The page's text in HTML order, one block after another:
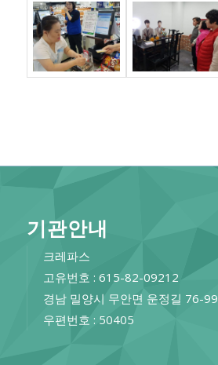
기관안내
크레파스
고유번호 : 615-82-09212
경남 밀양시 무안면 운정길 76-99
우편번호 : 50405